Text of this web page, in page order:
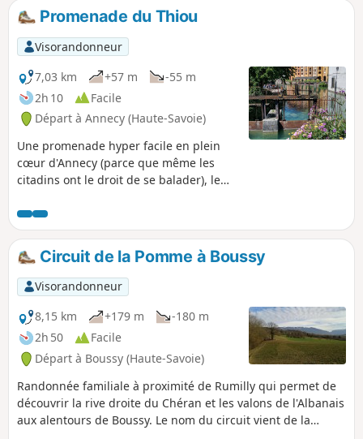
Promenade du Thiou
Visorandonneur
7,03 km
+57 m
-55 m
2h 10
Facile
Départ à Annecy (Haute-Savoie)
Une promenade hyper facile en plein
cœur d'Annecy (parce que même les
citadins ont le droit de se balader), le
Thiou. Promenade à plat au milieu des
arbres et agrémentée de nombreux
lavoirs, moulins, canards... Idéale pour
une petite promenade digestive ou une
balade en famille.
Circuit de la Pomme à Boussy
Visorandonneur
8,15 km
+179 m
-180 m
2h 50
Facile
Départ à Boussy (Haute-Savoie)
Randonnée familiale à proximité de Rumilly qui permet de
découvrir la rive droite du Chéran et les valons de l'Albanais
aux alentours de Boussy. Le nom du circuit vient de la